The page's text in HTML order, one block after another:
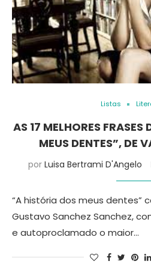
Listas
AS 17 MELHORES FRASES
MEUS DENTES”, DE
por Luisa Bertrami D'Angelo
“A história dos meus dentes”
Gustavo Sanchez Sanchez,
e autoproclamado o maior…